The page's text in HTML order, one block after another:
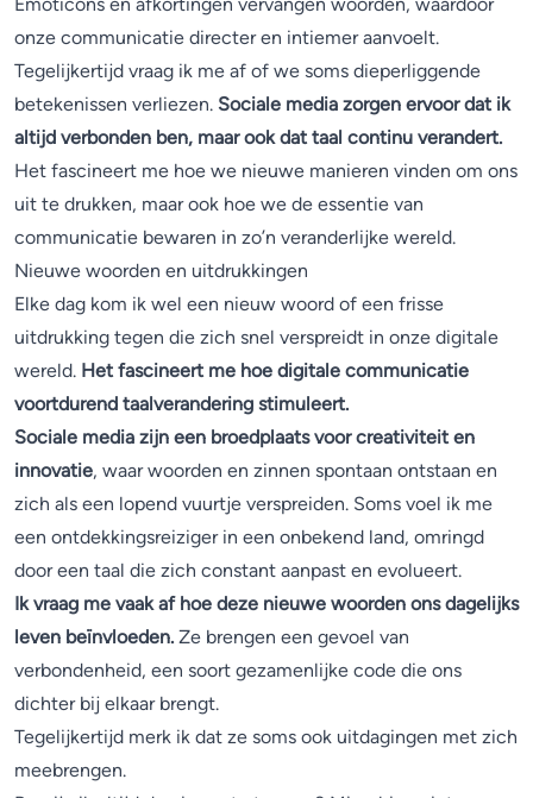
onze communicatie directer en intiemer aanvoelt.
Tegelijkertijd vraag ik me af of we soms dieperliggende
betekenissen verliezen. Sociale media zorgen ervoor dat ik
altijd verbonden ben, maar ook dat taal continu verandert.
Het fascineert me hoe we nieuwe manieren vinden om ons
uit te drukken, maar ook hoe we de essentie van
communicatie bewaren in zo’n veranderlijke wereld.
Nieuwe woorden en uitdrukkingen
Elke dag kom ik wel een nieuw woord of een frisse
uitdrukking tegen die zich snel verspreidt in onze digitale
wereld. Het fascineert me hoe digitale communicatie
voortdurend taalverandering stimuleert.
Sociale media zijn een broedplaats voor creativiteit en
innovatie, waar woorden en zinnen spontaan ontstaan en
zich als een lopend vuurtje verspreiden. Soms voel ik me
een ontdekkingsreiziger in een onbekend land, omringd
door een taal die zich constant aanpast en evolueert.
Ik vraag me vaak af hoe deze nieuwe woorden ons dagelijks
leven beïnvloeden. Ze brengen een gevoel van
verbondenheid, een soort gezamenlijke code die ons
dichter bij elkaar brengt.
Tegelijkertijd merk ik dat ze soms ook uitdagingen met zich
meebrengen.